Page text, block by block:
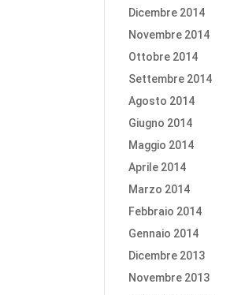
Dicembre 2014
Novembre 2014
Ottobre 2014
Settembre 2014
Agosto 2014
Giugno 2014
Maggio 2014
Aprile 2014
Marzo 2014
Febbraio 2014
Gennaio 2014
Dicembre 2013
Novembre 2013